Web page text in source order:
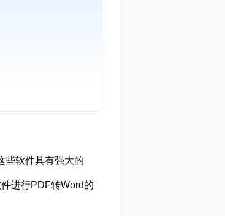
些软件具有强大的
进行PDF转Word的